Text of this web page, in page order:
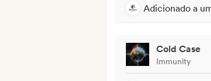
Adicionado a
Cold Case
Immunity